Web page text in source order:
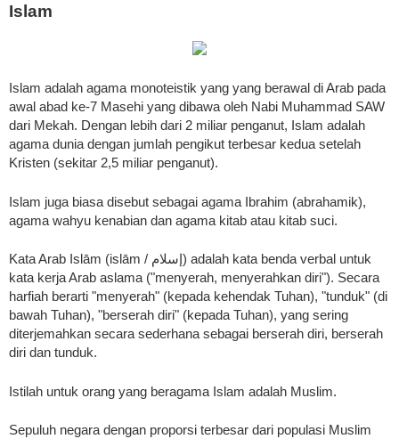
Islam
Islam adalah agama monoteistik yang yang berawal di Arab pada
awal abad ke-7 Masehi yang dibawa oleh Nabi Muhammad SAW
dari Mekah. Dengan lebih dari 2 miliar penganut, Islam adalah
agama dunia dengan jumlah pengikut terbesar kedua setelah
Kristen (sekitar 2,5 miliar penganut).
Islam juga biasa disebut sebagai agama Ibrahim (abrahamik),
agama wahyu kenabian dan agama kitab atau kitab suci.
Kata Arab Islām (islām / إسلام) adalah kata benda verbal untuk
kata kerja Arab aslama ("menyerah, menyerahkan diri"). Secara
harfiah berarti "menyerah" (kepada kehendak Tuhan), "tunduk" (di
bawah Tuhan), "berserah diri" (kepada Tuhan), yang sering
diterjemahkan secara sederhana sebagai berserah diri, berserah
diri dan tunduk.
Istilah untuk orang yang beragama Islam adalah Muslim.
Sepuluh negara dengan proporsi terbesar dari populasi Muslim